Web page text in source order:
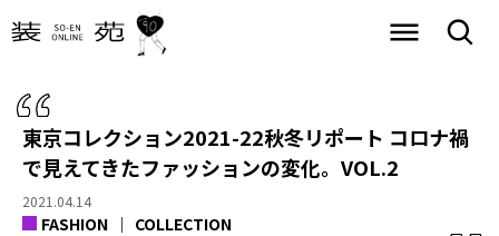
東京コレクション2021-22秋冬リポート コロナ禍
で見えてきたファッションの変化。VOL.2
2021.04.14
FASHION COLLECTION